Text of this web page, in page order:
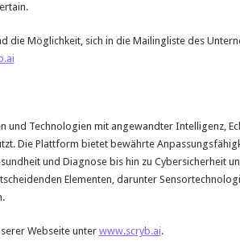
die Möglichkeit, sich in die Mailingliste des
und Technologien mit angewandter Intelligenz,
Die Plattform bietet bewährte
und Diagnose bis hin zu Cybersicherheit
Elementen, darunter
Webseite unter www.scryb.ai.